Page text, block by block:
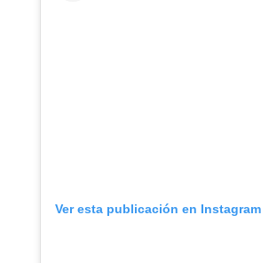
Ver esta publicación en Instagram